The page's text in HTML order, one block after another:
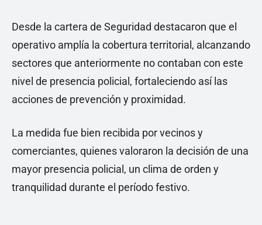
Desde la cartera de Seguridad destacaron que el
operativo amplía la cobertura territorial, alcanzando
sectores que anteriormente no contaban con este
nivel de presencia policial, fortaleciendo así las
acciones de prevención y proximidad.
La medida fue bien recibida por vecinos y
comerciantes, quienes valoraron la decisión de una
mayor presencia policial, un clima de orden y
tranquilidad durante el período festivo.